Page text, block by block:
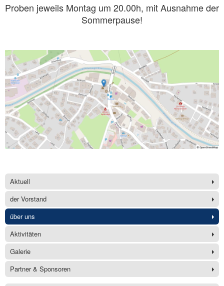
Proben jeweils Montag um 20.00h, mit Ausnahme der
Sommerpause!
Aktuell
der Vorstand
über uns
Aktivitäten
Galerie
Partner & Sponsoren